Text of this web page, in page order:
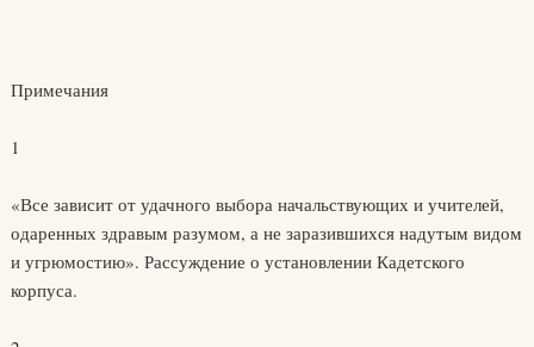
Примечания
1
«Все зависит от удачного выбора начальствующих и учителей,
одаренных здравым разумом, а не заразившихся надутым видом
и угрюмостию». Рассуждение о установлении Кадетского
корпуса.